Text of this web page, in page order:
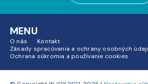
MENU
O nás
Kontakt
Zásady spracúvania a ochrany osobných
Ochrana súkromia a používanie cookies